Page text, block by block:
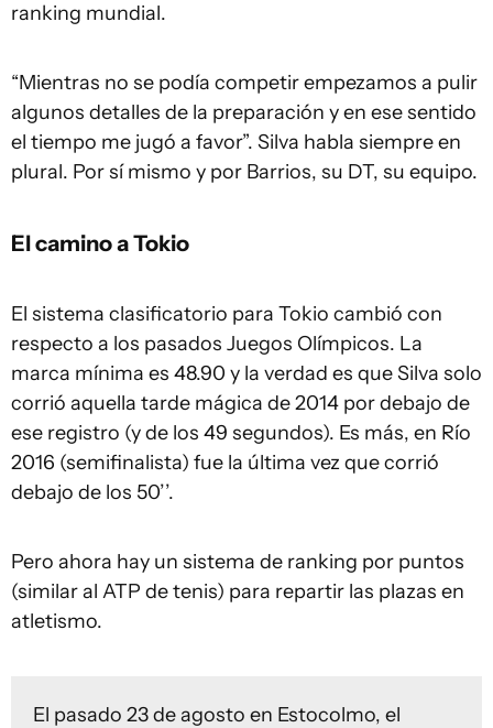
ranking mundial.
“Mientras no se podía competir empezamos a pulir
algunos detalles de la preparación y en ese sentido
el tiempo me jugó a favor”. Silva habla siempre en
plural. Por sí mismo y por Barrios, su DT, su equipo.
El camino a Tokio
El sistema clasificatorio para Tokio cambió con
respecto a los pasados Juegos Olímpicos. La
marca mínima es 48.90 y la verdad es que Silva solo
corrió aquella tarde mágica de 2014 por debajo de
ese registro (y de los 49 segundos). Es más, en Río
2016 (semifinalista) fue la última vez que corrió
debajo de los 50’’.
Pero ahora hay un sistema de ranking por puntos
(similar al ATP de tenis) para repartir las plazas en
atletismo.
El pasado 23 de agosto en Estocolmo, el